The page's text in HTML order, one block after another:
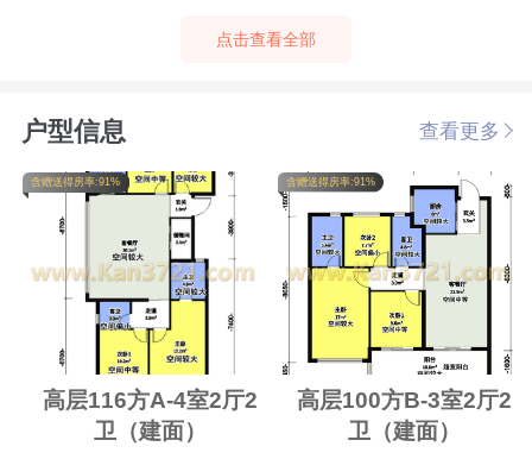
点击查看全部
户型信息 查看更多
含赠送得房率:91%
高层116方A-4室2厅2
卫（建面）
含赠送得房率:91%
高层100方B-3室2厅2
卫（建面）